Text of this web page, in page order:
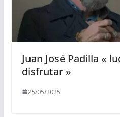
Juan José Padilla «
disfrutar »
25/05/2025